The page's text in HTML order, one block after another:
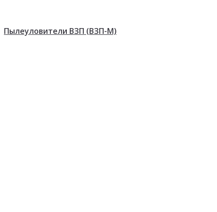
Пылеуловители ВЗП (ВЗП-М)